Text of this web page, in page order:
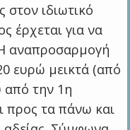
στον ιδιωτικό
έρχεται για να
αναπροσαρμογή
ευρώ μεικτά (από
από την 1η
προς τα πάνω και